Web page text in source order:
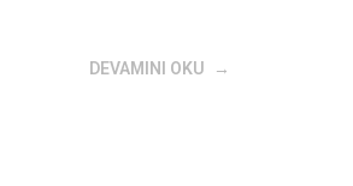
DEVAMINI OKU